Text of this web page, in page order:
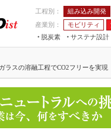
工程別： 組み込み開発
産業別：
モビリティ
脱炭素
サステナ設計
つながる工場
つながるサービス
AI×設備保全
Physical AI
組
展
国
ラスの溶融工程でCO2フリーを実現